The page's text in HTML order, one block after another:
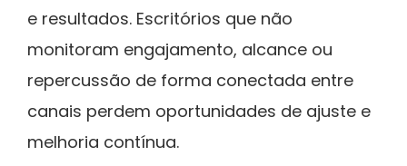
e resultados. Escritórios que não
monitoram engajamento, alcance ou
repercussão de forma conectada entre
canais perdem oportunidades de ajuste e
melhoria contínua.